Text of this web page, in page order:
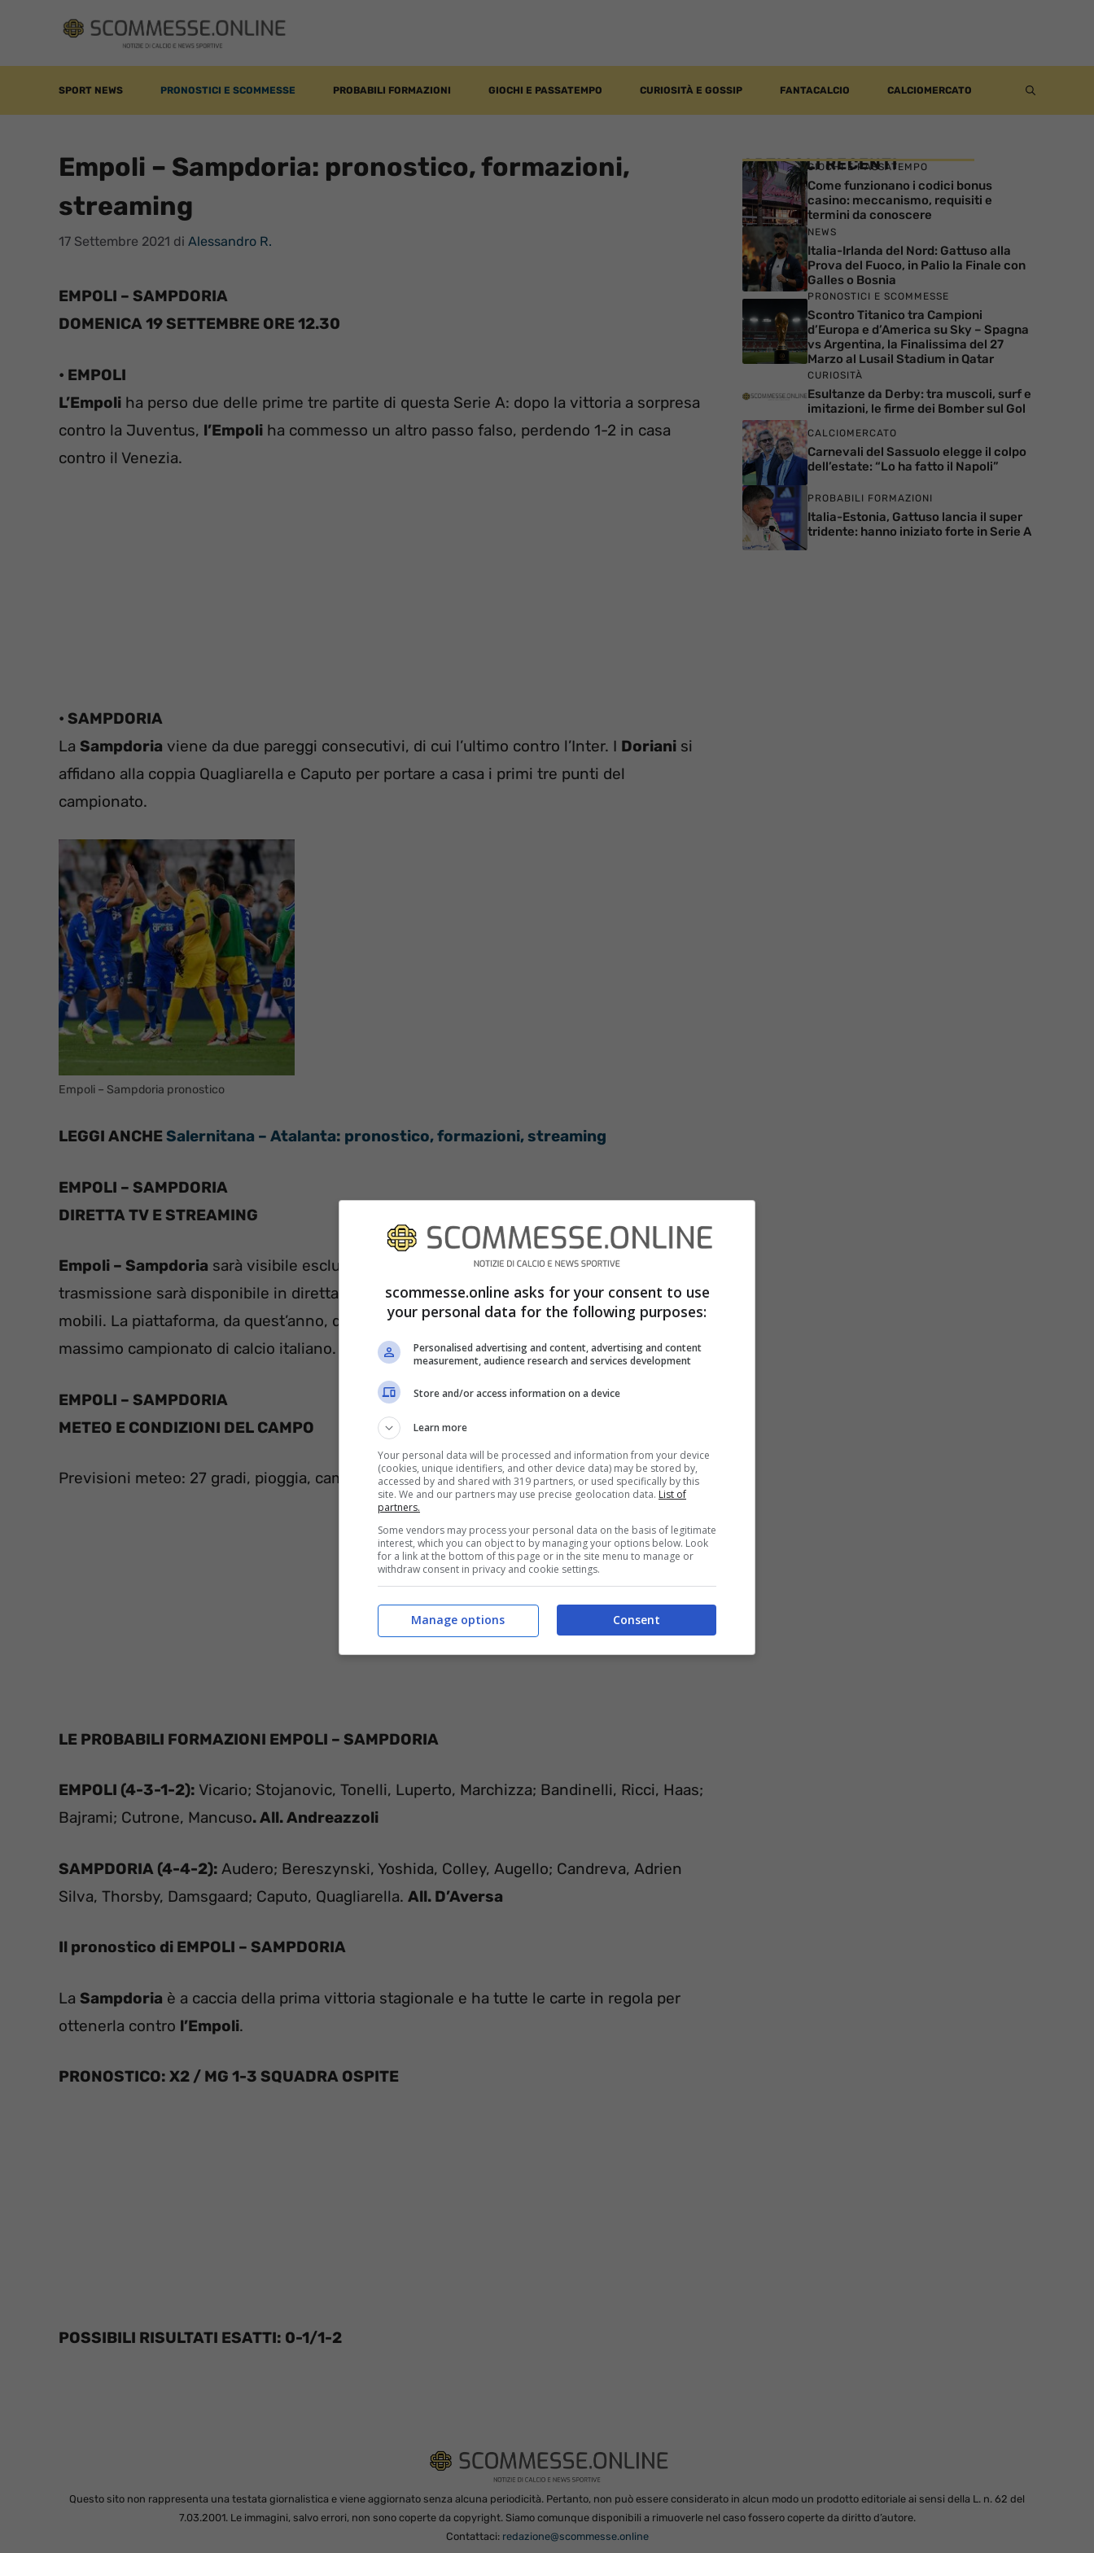
contenuto
SPORT NEWS PRONOSTICI E SCOMMESSE PROBABILI FORMAZIONI GIOCHI E PASSATEMPO CURIOSITÀ E GOSSIP FANTACALCIO CALCIOMERCATO
Empoli – Sampdoria: pronostico, formazioni,
streaming
17 Settembre 2021 di Alessandro R.
EMPOLI – SAMPDORIA
DOMENICA 19 SETTEMBRE ORE 12.30
• EMPOLI
L’Empoli ha perso due delle prime tre partite di questa Serie A: dopo la vittoria a sorpresa
contro la Juventus, l’Empoli ha commesso un altro passo falso, perdendo 1-2 in casa
contro il Venezia.
• SAMPDORIA
La Sampdoria viene da due pareggi consecutivi, di cui l’ultimo contro l’Inter. I Doriani si
affidano alla coppia Quagliarella e Caputo per portare a casa i primi tre punti del
campionato.
Empoli – Sampdoria pronostico
LEGGI ANCHESalernitana – Atalanta: pronostico, formazioni, streaming
EMPOLI – SAMPDORIA
DIRETTA TV E STREAMING
Empoli – Sampdoria sarà visibile esclusivamente per gli abbonati DAZN. La stessa
trasmissione sarà disponibile in diretta streaming su DAZN, il servizio per dispositivi
mobili. La piattaforma, da quest’anno, detiene i diritti di trasmissione di tutte le partite del
massimo campionato di calcio italiano.
EMPOLI – SAMPDORIA
METEO E CONDIZIONI DEL CAMPO
Previsioni meteo: 27 gradi, pioggia, campo in buono stato.
LE PROBABILI FORMAZIONI EMPOLI – SAMPDORIA
EMPOLI (4-3-1-2): Vicario; Stojanovic, Tonelli, Luperto, Marchizza; Bandinelli, Ricci, Haas;
Bajrami; Cutrone, Mancuso. All. Andreazzoli
SAMPDORIA (4-4-2): Audero; Bereszynski, Yoshida, Colley, Augello; Candreva, Adrien
Silva, Thorsby, Damsgaard; Caputo, Quagliarella. All. D’Aversa
Il pronostico di EMPOLI – SAMPDORIA
La Sampdoria è a caccia della prima vittoria stagionale e ha tutte le carte in regola per
ottenerla contro l’Empoli.
PRONOSTICO: X2 / MG 1-3 SQUADRA OSPITE
POSSIBILI RISULTATI ESATTI: 0-1/1-2
ARTICOLI RECENTI
GIOCHI E PASSATEMPO
Come funzionano i codici bonus
casino: meccanismo, requisiti e
termini da conoscere
NEWS
Italia-Irlanda del Nord: Gattuso alla
Prova del Fuoco, in Palio la Finale con
Galles o Bosnia
PRONOSTICI E SCOMMESSE
Scontro Titanico tra Campioni
d’Europa e d’America su Sky – Spagna
vs Argentina, la Finalissima del 27
Marzo al Lusail Stadium in Qatar
CURIOSITÀ
Esultanze da Derby: tra muscoli, surf e
imitazioni, le firme dei Bomber sul Gol
CALCIOMERCATO
Carnevali del Sassuolo elegge il colpo
dell’estate: “Lo ha fatto il Napoli”
PROBABILI FORMAZIONI
Italia-Estonia, Gattuso lancia il super
tridente: hanno iniziato forte in Serie A
Questo sito non rappresenta una testata giornalistica e viene aggiornato senza alcuna periodicità. Pertanto, non può essere considerato in alcun modo un prodotto editoriale ai sensi della L. n. 62 del
7.03.2001. Le immagini, salvo errori, non sono coperte da copyright. Siamo comunque disponibili a rimuoverle nel caso fossero coperte da diritto d’autore.
Contattaci: redazione@scommesse.online
scommesse.online asks for your consent to use
your personal data for the following purposes:
Personalised advertising and content, advertising and content
measurement, audience research and services development
Store and/or access information on a device
Learn more
Your personal data will be processed and information from your device
(cookies, unique identifiers, and other device data) may be stored by,
accessed by and shared with 319 partners, or used specifically by this
site. We and our partners may use precise geolocation data. List of
partners.
Some vendors may process your personal data on the basis of legitimate
interest, which you can object to by managing your options below. Look
for a link at the bottom of this page or in the site menu to manage or
withdraw consent in privacy and cookie settings.
Consent
Manage options